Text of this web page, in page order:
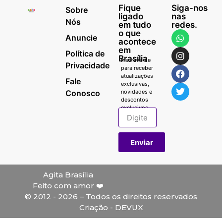
Sobre
Nós
Anuncie
Política de
Privacidade
Fale
Conosco
Fique
ligado
em tudo
o que
acontece
em
Brasília
Inscreva-se
para receber
atualizações
exclusivas,
novidades e
descontos
exclusivos.
Enviar
Siga-nos
nas
redes.
Agita Brasília
Feito com amor ❤️
© 2012 - 2026 – Todos os direitos reservados
Criação - DEVUX